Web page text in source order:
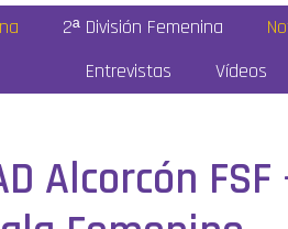
2ª División Femenina
Entrevistas
Vídeos
Alcorcón